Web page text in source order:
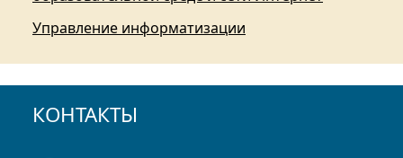
Управление информатизации
КОНТАКТЫ